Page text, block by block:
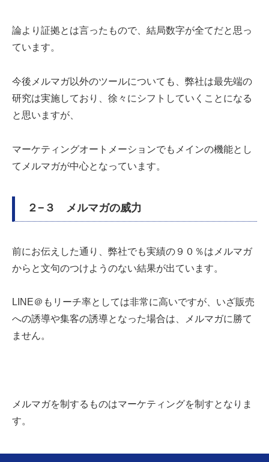
論より証拠とは言ったもので、結局数字が全てだと思っ
ています。
今後メルマガ以外のツールについても、弊社は最先端の
研究は実施しており、徐々にシフトしていくことになる
と思いますが、
マーケティングオートメーションでもメインの機能とし
てメルマガが中心となっています。
２−３ メルマガの威力
前にお伝えした通り、弊社でも実績の９０％はメルマガ
からと文句のつけようのない結果が出ています。
LINE＠もリーチ率としては非常に高いですが、いざ販売
への誘導や集客の誘導となった場合は、メルマガに勝て
ません。
メルマガを制するものはマーケティングを制すとなりま
す。